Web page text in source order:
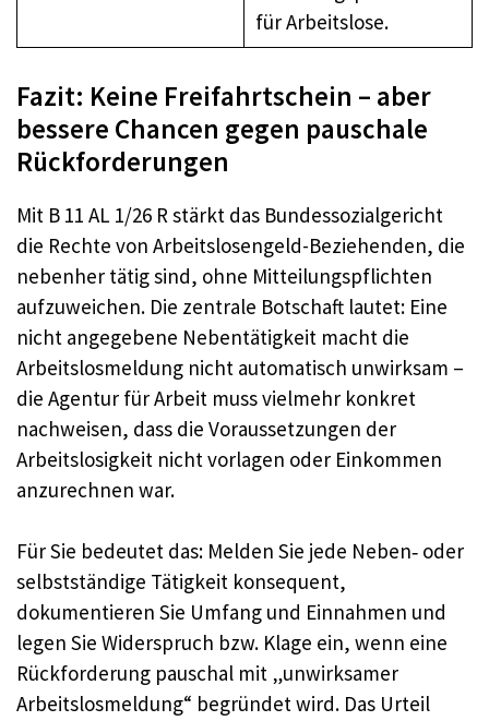
für Arbeitslose.
Fazit: Keine Freifahrtschein – aber
bessere Chancen gegen pauschale
Rückforderungen
Mit B 11 AL 1/26 R stärkt das Bundessozialgericht
die Rechte von Arbeitslosengeld-Beziehenden, die
nebenher tätig sind, ohne Mitteilungspflichten
aufzuweichen. Die zentrale Botschaft lautet: Eine
nicht angegebene Nebentätigkeit macht die
Arbeitslosmeldung nicht automatisch unwirksam –
die Agentur für Arbeit muss vielmehr konkret
nachweisen, dass die Voraussetzungen der
Arbeitslosigkeit nicht vorlagen oder Einkommen
anzurechnen war.
Für Sie bedeutet das: Melden Sie jede Neben‑ oder
selbstständige Tätigkeit konsequent,
dokumentieren Sie Umfang und Einnahmen und
legen Sie Widerspruch bzw. Klage ein, wenn eine
Rückforderung pauschal mit „unwirksamer
Arbeitslosmeldung“ begründet wird. Das Urteil